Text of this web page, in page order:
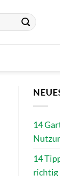
14
14
richtig